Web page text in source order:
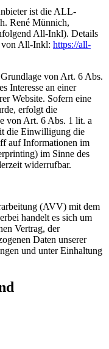
ist die ALL-
René Münnich,
All-Inkl). Details
von All-Inkl: https://all-
von Art. 6 Abs.
Interesse an einer
Website. Sofern eine
erfolgt die
von Art. 6 Abs. 1 lit. a
die Einwilligung die
auf Informationen im
im Sinne des
widerrufbar.
(AVV) mit dem
handelt es sich um
Vertrag, der
Daten unserer
und unter Einhaltung